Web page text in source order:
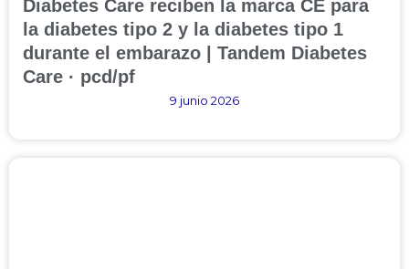
Diabetes Care reciben la marca CE para
la diabetes tipo 2 y la diabetes tipo 1
durante el embarazo | Tandem Diabetes
Care · pcd/pf
9 junio 2026